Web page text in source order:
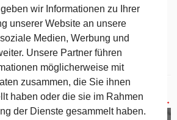
Lichtenstein » 2017-11-05 19.10.18
19.10.18
Nächstes →
wir Informationen zu Ihrer
unserer Website an unsere
Medien, Werbung und
Unsere Partner führen
möglicherweise mit
zusammen, die Sie ihnen
haben oder die sie im Rahmen
der Dienste gesammelt haben.